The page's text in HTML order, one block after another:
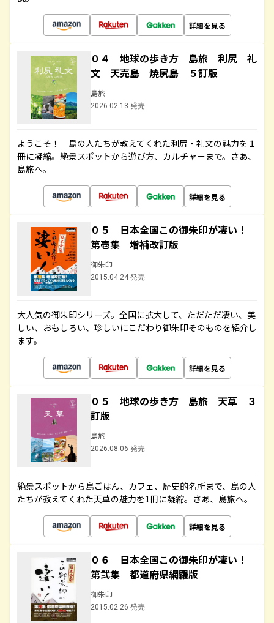
詳細を見る
０４ 地球の歩き方 島旅 利尻 礼
文 天売島 焼尻島 ５訂版
島旅
2026.02.13 発売
ようこそ！ 島の人たちが教えてくれた利尻・礼文の魅力を１
冊に凝縮。絶景スポットから遊び方、カルチャーまで。さあ、
島旅へ。
詳細を見る
０５ 日本全国この御朱印が凄い！
第壱集 増補改訂版
御朱印
2015.04.24 発売
大人気の御朱印シリーズ。全国に拡大して、ただただ凄い、美
しい、おもしろい、珍しいにこだわり御朱印そのものを紹介し
ます。
詳細を見る
０５ 地球の歩き方 島旅 天草 ３
訂版
島旅
2026.08.06 発売
絶景スポットから島ごはん、カフェ、歴史的名所まで、島の人
たちが教えてくれた天草の魅力を1冊に凝縮。さあ、島旅へ。
詳細を見る
０６ 日本全国この御朱印が凄い！
第弐集 都道府県網羅版
御朱印
2015.02.26 発売